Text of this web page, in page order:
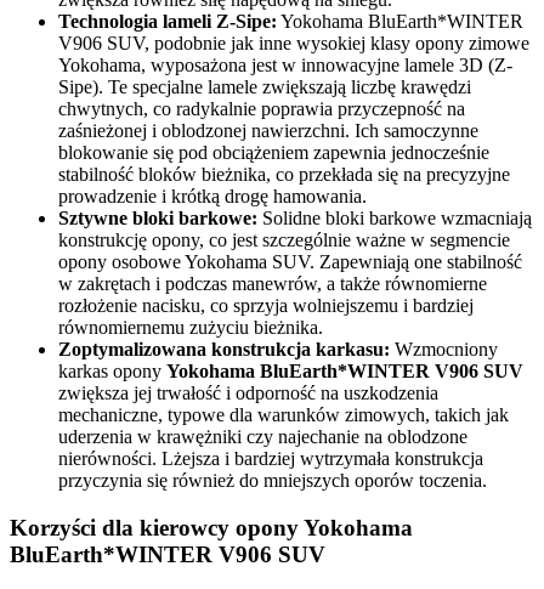
Technologia lameli Z-Sipe: Yokohama BluEarth*WINTER
V906 SUV, podobnie jak inne wysokiej klasy opony zimowe
Yokohama, wyposażona jest w innowacyjne lamele 3D (Z-
Sipe). Te specjalne lamele zwiększają liczbę krawędzi
chwytnych, co radykalnie poprawia przyczepność na
zaśnieżonej i oblodzonej nawierzchni. Ich samoczynne
blokowanie się pod obciążeniem zapewnia jednocześnie
stabilność bloków bieżnika, co przekłada się na precyzyjne
prowadzenie i krótką drogę hamowania.
Sztywne bloki barkowe: Solidne bloki barkowe wzmacniają
konstrukcję opony, co jest szczególnie ważne w segmencie
opony osobowe Yokohama SUV. Zapewniają one stabilność
w zakrętach i podczas manewrów, a także równomierne
rozłożenie nacisku, co sprzyja wolniejszemu i bardziej
równomiernemu zużyciu bieżnika.
Zoptymalizowana konstrukcja karkasu: Wzmocniony
karkas opony Yokohama BluEarth*WINTER V906 SUV
zwiększa jej trwałość i odporność na uszkodzenia
mechaniczne, typowe dla warunków zimowych, takich jak
uderzenia w krawężniki czy najechanie na oblodzone
nierówności. Lżejsza i bardziej wytrzymała konstrukcja
przyczynia się również do mniejszych oporów toczenia.
Korzyści dla kierowcy opony Yokohama
BluEarth*WINTER V906 SUV